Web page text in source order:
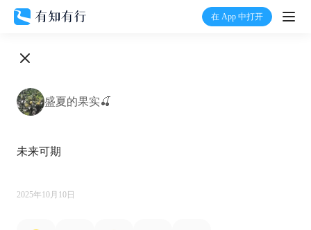
在 App 中打开
打
盛夏的果实🍒
未来可期
2025年10月10日